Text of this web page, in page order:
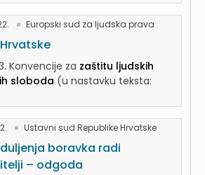
Europski sud za ljudska prava
Konvencije za zaštitu ljudskih
sloboda (u nastavku teksta:
Ustavni sud Republike Hrvatske
boravka radi
– odgoda